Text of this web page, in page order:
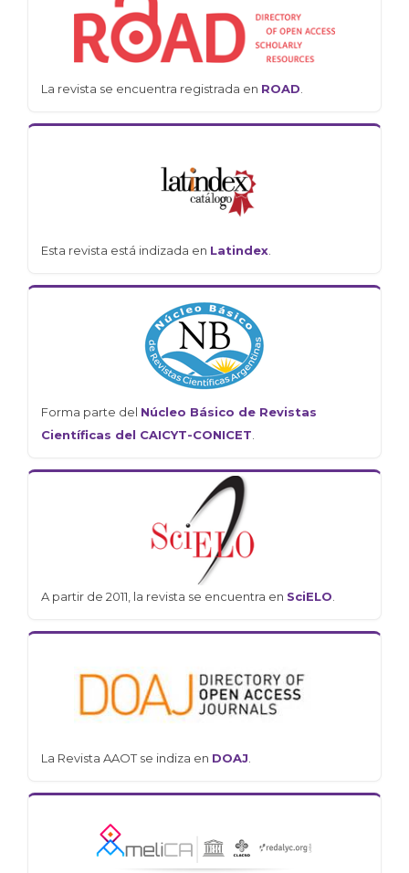
La revista se encuentra registrada en ROAD
Esta revista está indizada en Latindex
Forma parte del Núcleo Básico de Revistas
Científicas del CAICYT-CONICET
A partir de 2011, la revista se encuentra en SciELO
La Revista AAOT se indiza en DOAJ